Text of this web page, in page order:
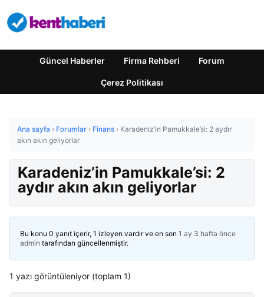
Güncel Haberler Firma Rehberi Forum
Çerez Politikası
Ana sayfa › Forumlar › Finans › Karadeniz’in Pamukkale’si: 2 aydır
akın akın geliyorlar
Karadeniz’in Pamukkale’si: 2
aydır akın akın geliyorlar
Bu konu 0 yanıt içerir, 1 izleyen vardır ve en son 1 ay 3 hafta önce
admin tarafından güncellenmiştir.
1 yazı görüntüleniyor (toplam 1)